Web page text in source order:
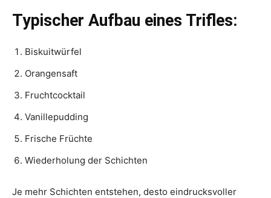
Typischer Aufbau eines Trifles:
Biskuitwürfel
Orangensaft
Fruchtcocktail
Vanillepudding
Frische Früchte
Wiederholung der Schichten
Je mehr Schichten entstehen, desto eindrucksvoller